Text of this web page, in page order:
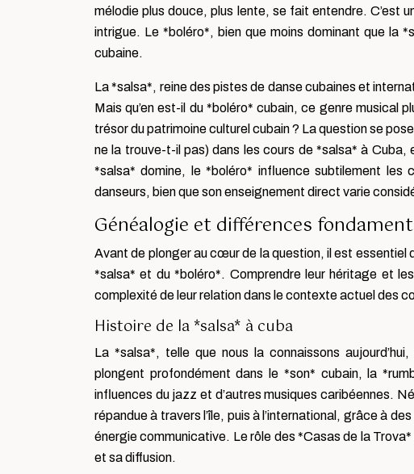
mélodie plus douce, plus lente, se fait entendre. C’est
intrigue. Le *boléro*, bien que moins dominant que la
cubaine.
La *salsa*, reine des pistes de danse cubaines et
Mais qu’en est-il du *boléro* cubain, ce genre musical
trésor du patrimoine culturel cubain ? La question se
ne la trouve-t-il pas) dans les cours de *salsa* à
*salsa* domine, le *boléro* influence subtilement les
danseurs, bien que son enseignement direct varie
Généalogie et différences
Avant de plonger au cœur de la question, il est
*salsa* et du *boléro*. Comprendre leur héritage et
complexité de leur relation dans le contexte actuel des
Histoire de la *salsa* à cuba
La *salsa*, telle que nous la connaissons
plongent profondément dans le *son* cubain, la
influences du jazz et d’autres musiques caribéennes.
répandue à travers l’île, puis à l’international, grâce à
énergie communicative. Le rôle des *Casas de la
et sa diffusion.